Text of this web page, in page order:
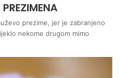
prezime, jer je zabranjeno
nekome drugom mimo